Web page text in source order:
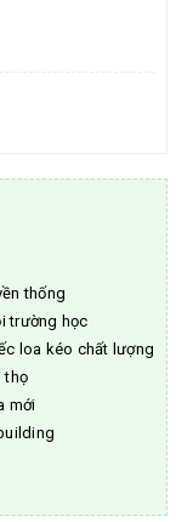
thống
trường học
loa kéo chất lượng
thọ
mới